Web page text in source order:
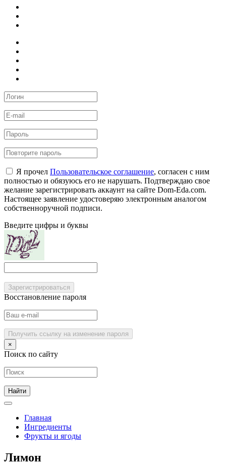
Я прочел Пользовательское соглашение, согласен с ним
полностью и обязуюсь его не нарушать. Подтверждаю свое
желание зарегистрировать аккаунт на сайте Dom-Eda.com.
Настоящее заявление удостоверяю электронным аналогом
собственноручной подписи.
Введите цифры и буквы
Зарегистрироваться
Восстановление пароля
Получить ссылку на изменение пароля
×
Поиск по сайту
Главная
Ингредиенты
Фрукты и ягоды
Лимон